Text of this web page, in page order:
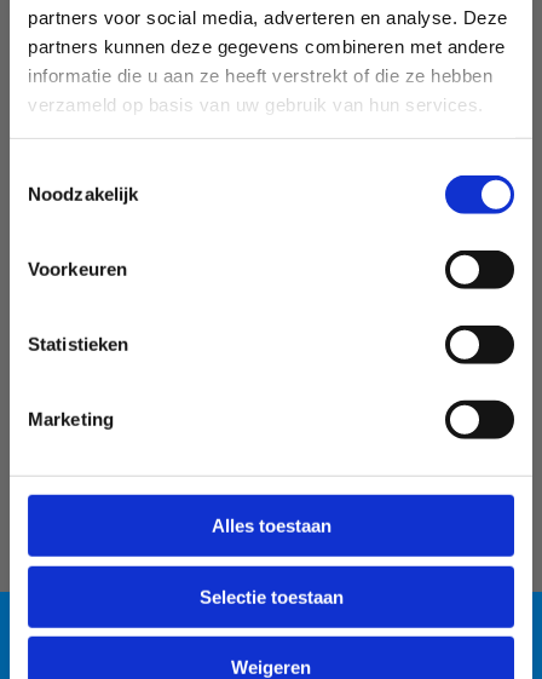
partners voor social media, adverteren en analyse. Deze
partners kunnen deze gegevens combineren met andere
informatie die u aan ze heeft verstrekt of die ze hebben
verzameld op basis van uw gebruik van hun services.
Noodzakelijk
Voorkeuren
Statistieken
Marketing
Alles toestaan
Selectie toestaan
Weigeren
Sport Vlaanderen Heusden-Zolder